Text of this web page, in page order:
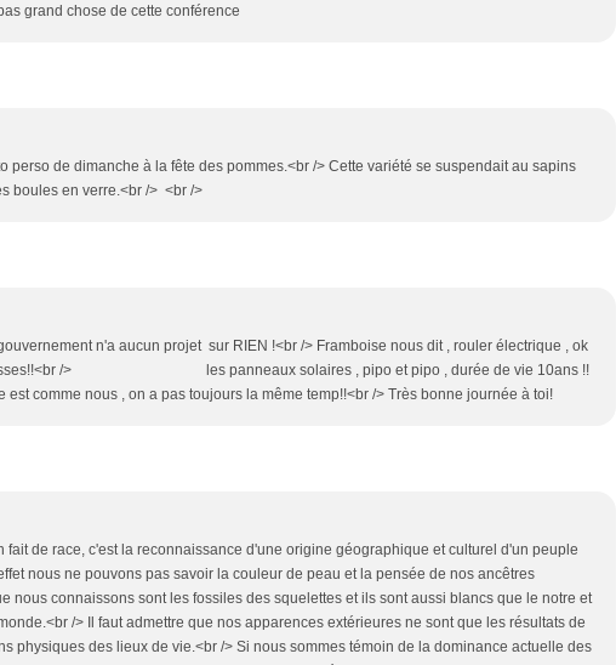
grand chose de cette conférence
perso de dimanche à la fête des pommes.<br /> Cette variété se suspendait au sapins
des boules en verre.<br /> <br />
n'a aucun projet sur RIEN !<br /> Framboise nous dit , rouler électrique , ok
fesses!!<br /> les panneaux solaires , pipo et pipo , durée de vie 10ans !!
est comme nous , on a pas toujours la même temp!!<br /> Très bonne journée à toi!
fait de race, c'est la reconnaissance d'une origine géographique et culturel d'un peuple
nous ne pouvons pas savoir la couleur de peau et la pensée de nos ancêtres
nous connaissons sont les fossiles des squelettes et ils sont aussi blancs que le notre et
/> Il faut admettre que nos apparences extérieures ne sont que les résultats de
physiques des lieux de vie.<br /> Si nous sommes témoin de la dominance actuelle des